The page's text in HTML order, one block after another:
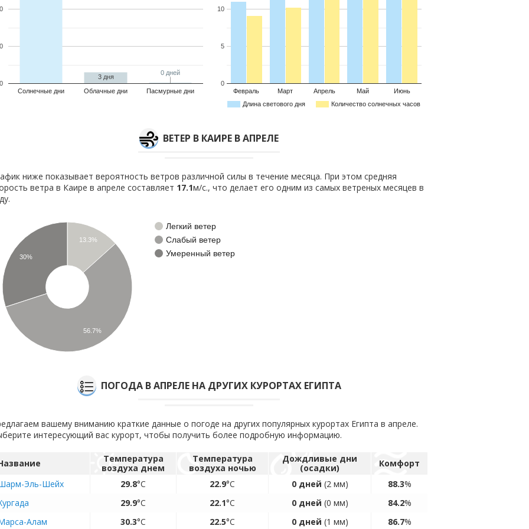
Солнечные дни Облачные дни Пасмурные дни
0
3 дня
0 дней
0 дней
Длина светового дня Количество солнечных часов
Февраль Март Апрель Май Июнь
0
5
10
ВЕТЕР В КАИРЕ В АПРЕЛЕ
ниже показывает вероятность ветров различной силы в течение месяца. При этом средняя
ветра в Каире в апреле составляет 17.1м/с., что делает его одним из самых ветреных месяцев в
Легкий ветер
Слабый ветер
Умеренный ветер
13.3%
30%
56.7%
ПОГОДА В АПРЕЛЕ НА ДРУГИХ КУРОРТАХ ЕГИПТА
вашему вниманию краткие данные о погоде на других популярных курортах Египта в апреле.
интересующий вас курорт, чтобы получить более подробную информацию.
Температура
воздуха днем
Температура
воздуха ночью
Дождливые дни
(осадки)
Комфорт
Эль-Шейх
29.8°C 22.9°C 0 дней (2 мм) 88.3%
29.9°C 22.1°C 0 дней (0 мм) 84.2%
Алам
30.3°C 22.5°C 0 дней (1 мм) 86.7%